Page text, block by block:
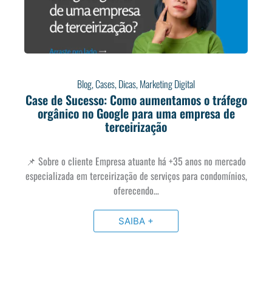
Blog,Cases,Dicas,Marketing Digital
Case de Sucesso: Como aumentamos o tráfego
orgânico no Google para uma empresa de
terceirização
📌 Sobre o cliente Empresa atuante há +35 anos no mercado
especializada em terceirização de serviços para condomínios,
oferecendo…
SAIBA +